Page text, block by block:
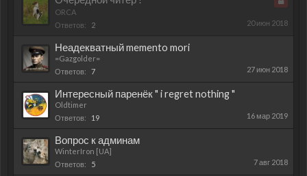
ORCA
Ответов:
2 20 июн 2018
Неадекватный memento mori
=Gazgolder=
Ответов:
7 27 июн 2018
Интересный паренёк " i regret nothing "
Oldtimer
Ответов:
19 16 мар 2019
Вопрос к админам
WinterIron [UA]
Ответов:
5 7 авг 2018